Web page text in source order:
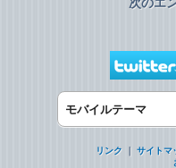
モバイルテーマ
リンク ｜ サイトマ